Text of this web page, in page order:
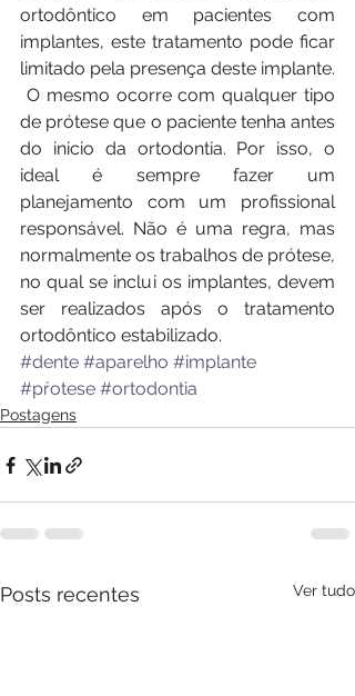
ortodôntico em pacientes com
implantes, este tratamento pode ficar
limitado pela presença deste implante.
O mesmo ocorre com qualquer tipo
de prótese que o paciente tenha antes
do inicio da ortodontia. Por isso, o
ideal é sempre fazer um
planejamento com um profissional
responsável. Não é uma regra, mas
normalmente os trabalhos de prótese,
no qual se inclui os implantes, devem
ser realizados após o tratamento
ortodôntico estabilizado.
#dente #aparelho #implante
#pŕotese #ortodontia
Postagens
Posts recentes Ver tudo